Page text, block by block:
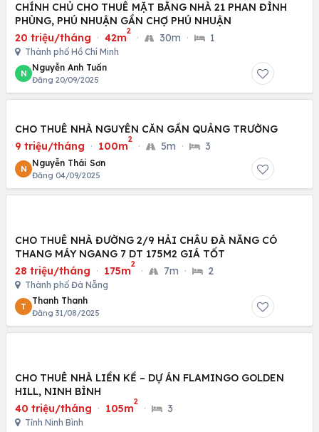
CHÍNH CHỦ CHO THUÊ MẶT BẰNG NHÀ 21 PHAN ĐÌNH
PHÙNG, PHÚ NHUẬN GẦN CHỢ PHÚ NHUẬN
20 triệu/tháng · 42m
2
· 30m · 1
Thành phố Hồ Chí Minh
N
Nguyễn Anh Tuấn
Đăng 20/09/2025
CHO THUÊ NHÀ NGUYÊN CĂN GẦN QUẢNG TRƯỜNG
9 triệu/tháng · 100m
2
· 5m · 3
N
Nguyễn Thái Sơn
Đăng 04/09/2025
CHO THUÊ NHÀ ĐƯỜNG 2/9 HẢI CHÂU ĐÀ NẴNG CÓ
THANG MÁY NGANG 7 DT 175M2 GIÁ TỐT
28 triệu/tháng · 175m
2
· 7m · 2
Thành phố Đà Nẵng
T
Thanh Thanh
Đăng 31/08/2025
CHO THUÊ NHÀ LIỀN KỀ – DỰ ÁN FLAMINGO GOLDEN
HILL, NINH BÌNH
40 triệu/tháng · 105m
2
· 3
Tỉnh Ninh Bình